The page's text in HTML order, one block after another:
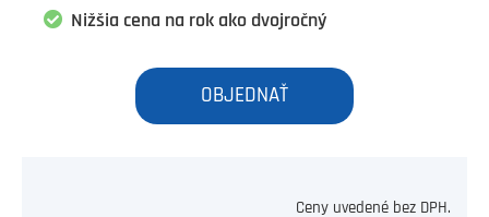
Nižšia cena na rok ako dvojročný
OBJEDNAŤ
Ceny uvedené bez DPH.